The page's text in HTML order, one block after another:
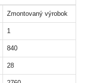
Zmontovaný výrobok
1
840
28